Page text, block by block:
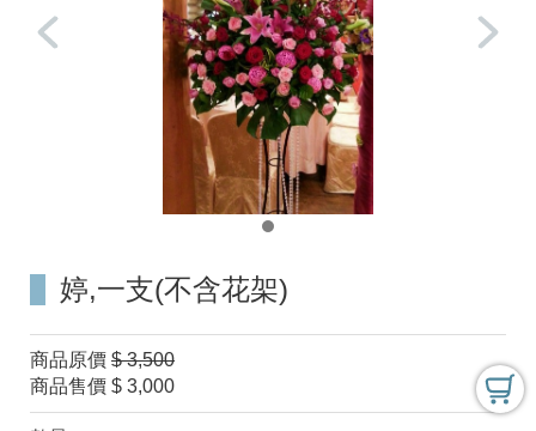
婷,一支(不含花架)
商品原價 $ 3,500
商品售價 $ 3,000